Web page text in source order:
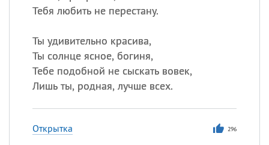
Тебя любить не перестану.
Ты удивительно красива,
Ты солнце ясное, богиня,
Тебе подобной не сыскать вовек,
Лишь ты, родная, лучше всех.
Открытка 296